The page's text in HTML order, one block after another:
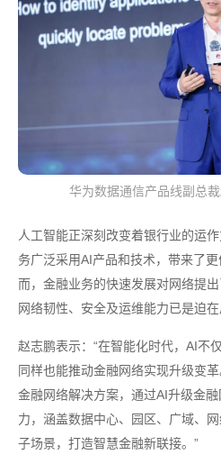
华为数据通信产品线副总
人工智能正深刻改变着银行业的运
务广泛采用AI产品和技术，带来了
而，金融业务的快速发展对网络提
网络韧性、安全及运维能力已是迫在
赵志鹏表示：“在智能化时代，AI不
同样也能推动金融网络实现升级变
金融网络解决方案，通过AI升级金
力，涵盖数据中心、园区、广域、
子场景，打造智慧金融新联接。”